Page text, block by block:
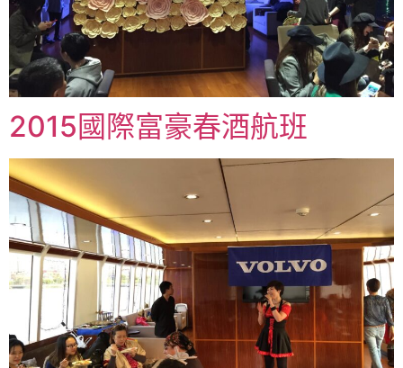
2015國際富豪春酒航班